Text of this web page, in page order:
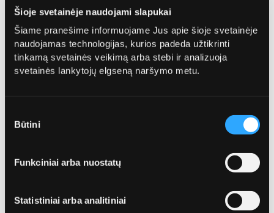
Šioje svetainėje naudojami slapukai
Šiame pranešime informuojame Jus apie šioje svetainėje
naudojamas technologijas, kurios padeda užtikrinti
tinkamą svetainės veikimą arba stebi ir analizuoja
svetainės lankytojų elgseną naršymo metu.
pasirinkimas
Būtini
Funkciniai arba nuostatų
Statistiniai arba analitiniai
atliekų susikaupia beveik 700 kubinių metrų“, –
paaiškino „Ecoservice Klaipėda“ vadovas.
Šventę kuria visi
L. Žemaičio teigimu, miesto švara šventės metu
bendro vaizdo gal ir nesugadins, tačiau čia svarbi ir
žmogiška psichologija – kiekviena tokia šiukšlė ir
kitus gali paskatinti sekti neatsakingųjų pėdomis.
„Gera šventinė atmosfera sukuriama bendromis
organizatorių, dalyvių ir tarnybų pastangomis“, –
pridūrė jis.